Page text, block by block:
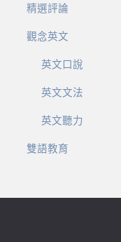
精選評論
觀念英文
英文口說
英文文法
英文聽力
雙語教育